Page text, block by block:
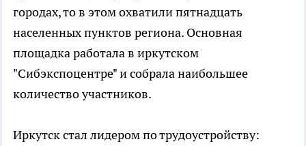
городах, то в этом охватили пятнадцать
населенных пунктов региона. Основная
площадка работала в иркутском
"Сибэкспоцентре" и собрала наибольшее
количество участников.
Иркутск стал лидером по трудоустройству: